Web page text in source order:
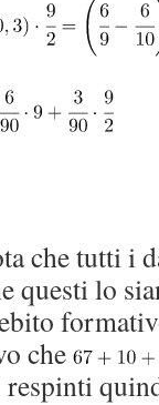
che tutti i
questi lo
che